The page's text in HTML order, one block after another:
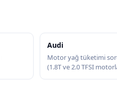
Audi
Motor yağ tüketimi
(1.8T ve 2.0 TFSI